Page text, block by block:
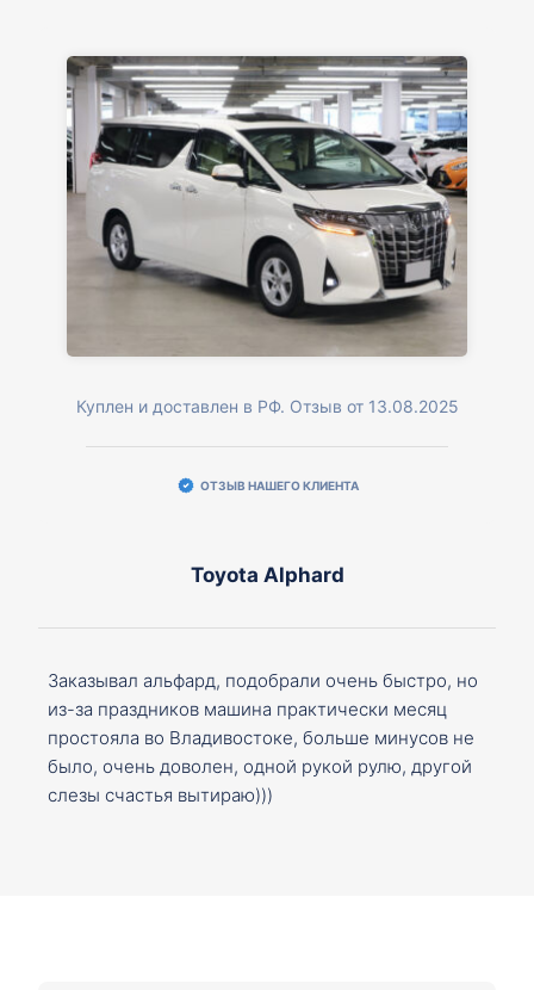
Куплен и доставлен в РФ. Отзыв от 13.08.2025
ОТЗЫВ НАШЕГО КЛИЕНТА
Toyota Alphard
Заказывал альфард, подобрали очень быстро, но
из-за праздников машина практически месяц
простояла во Владивостоке, больше минусов не
было, очень доволен, одной рукой рулю, другой
слезы счастья вытираю)))